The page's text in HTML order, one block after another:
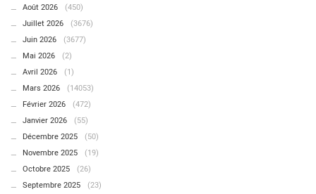
Août 2026
(450)
Juillet 2026
(3676)
Juin 2026
(3677)
Mai 2026
(2)
Avril 2026
(1)
Mars 2026
(14053)
Février 2026
(472)
Janvier 2026
(55)
Décembre 2025
(50)
Novembre 2025
(19)
Octobre 2025
(26)
Septembre 2025
(23)